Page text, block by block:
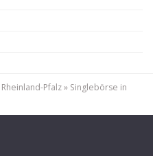
Rheinland-Pfalz» Singlebörse in